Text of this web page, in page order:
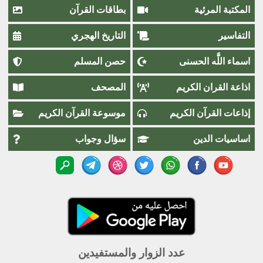
المكتبة المرئية بطاقات القرآن
التفاسير التاريخ الهجري
اسماء اللَّٰه الحسنى حصن المسلم
اذاعة القران الكريم المصحف
إذاعات القرآن الكريم موسوعة القرآن الكريم
اساسيات الدين سؤال وجواب
عدد الزوار والمستفيدين